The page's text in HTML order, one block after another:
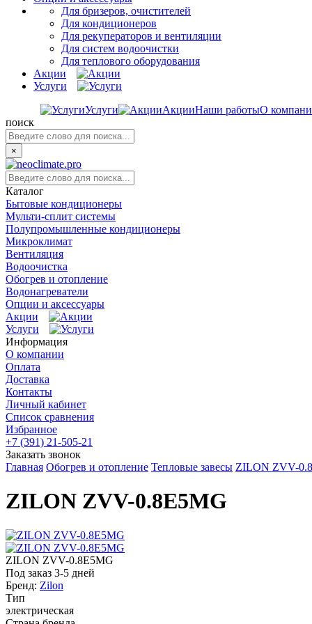
Для бризеров, очистителей
Для кондиционеров
Для рекуператоров и вентиляции
Для систем водоочистки
Для теплового оборудования
Акции
Услуги
Услуги
АкцииНаши работыО
поиск
×
Каталог
Бытовые кондиционеры
Мульти-сплит системы
Полупромышленные кондиционеры
Микроклимат
Вентиляция
Водоочистка
Обогрев и отопление
Водонагреватели
Опции и аксессуары
Акции
Услуги
Информация
О компании
Оплата
Доставка
Контакты
Личный кабинет
Список сравнения
Избранное
+7 (391) 21-505-21
Заказать звонок
Главная Обогрев и отопление Тепловые завесы ZILON ZVV-
ZILON ZVV-0.8E5MG
ZILON ZVV-0.8E5MG
Под заказ 3-5 дней
Бренд: Zilon
Тип
электрическая